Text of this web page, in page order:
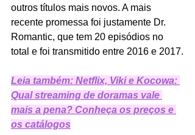
outros títulos mais novos. A mais
recente promessa foi justamente Dr.
Romantic, que tem 20 episódios no
total e foi transmitido entre 2016 e 2017.
Leia também: Netflix, Viki e Kocowa:
Qual streaming de doramas vale
mais a pena? Conheça os preços e
os catálogos